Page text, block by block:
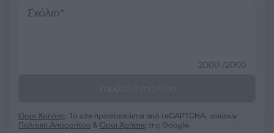
2000 /2000
Όροι Χρήσης. Το site προστατεύεται από reCAPTCHA, ισχύουν
Πολιτική Απορρήτου &Όροι Χρήσης της Google.